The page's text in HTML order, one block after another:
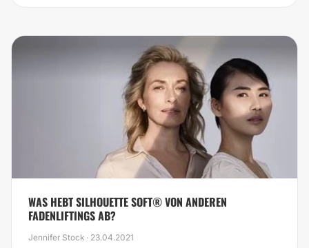
WAS HEBT SILHOUETTE SOFT® VON ANDEREN
FADENLIFTINGS AB?
Jennifer Stock · 23.04.2021